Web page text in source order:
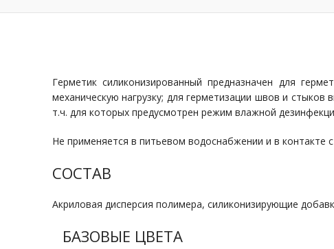
Герметик силиконизированный предназначен для
механическую нагрузку; для герметизации швов и
т.ч. для которых предусмотрен режим влажной
Не применяется в питьевом водоснабжении и в контакте
СОСТАВ
Акриловая дисперсия полимера, силиконизирующие
БАЗОВЫЕ ЦВЕТА